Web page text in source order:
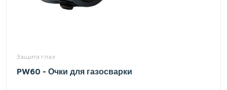
Защита глаз
PW60 - Очки для газосварки